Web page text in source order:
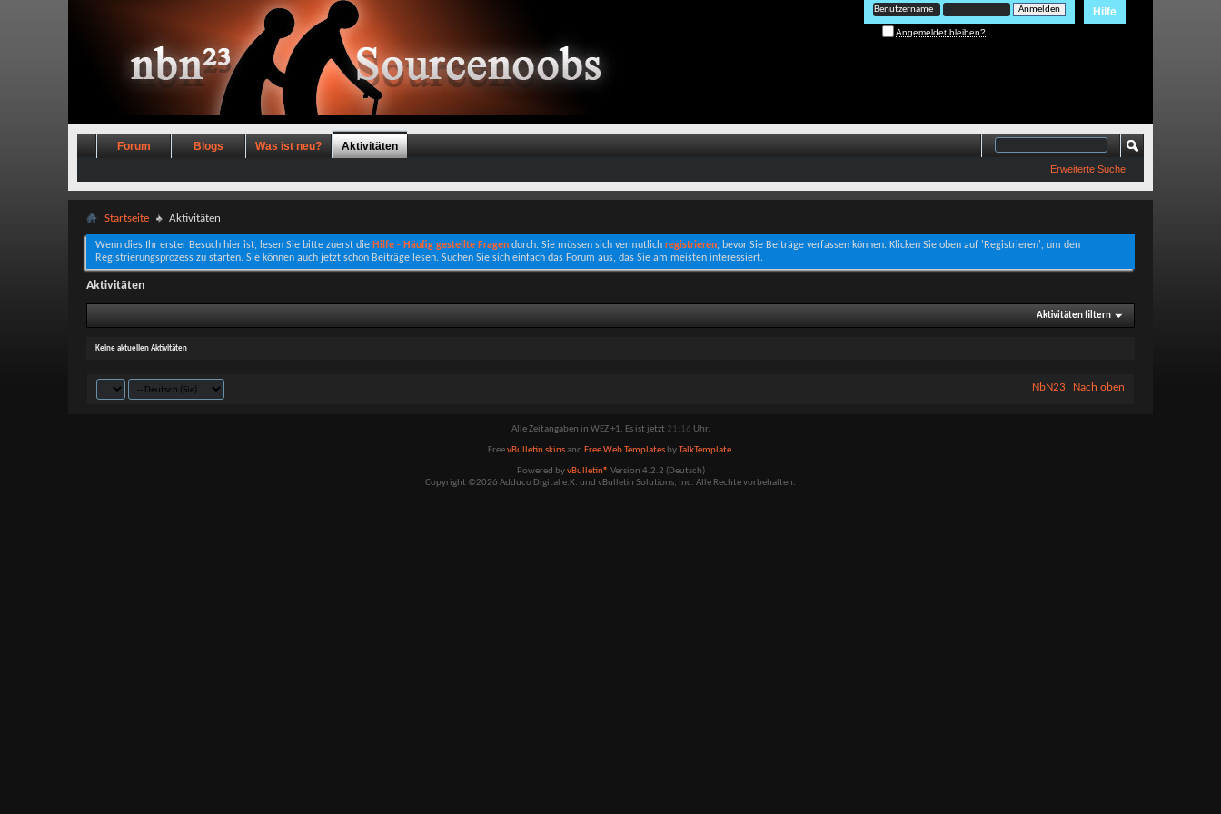
Hilfe
Angemeldet bleiben?
Forum Blogs Was ist neu? Aktivitäten
Erweiterte Suche
Startseite Aktivitäten
Wenn dies Ihr erster Besuch hier ist, lesen Sie bitte zuerst die Hilfe - Häufig gestellte Fragen durch. Sie müssen sich vermutlich registrieren, bevor Sie Beiträge verfassen können. Klicken Sie oben auf 'Registrieren', um den
Registrierungsprozess zu starten. Sie können auch jetzt schon Beiträge lesen. Suchen Sie sich einfach das Forum aus, das Sie am meisten interessiert.
Aktivitäten
Aktivitäten filtern
Keine aktuellen Aktivitäten
NbN23 Nach oben
Alle Zeitangaben in WEZ +1. Es ist jetzt 21:16 Uhr.
FreevBulletin skinsand Free Web TemplatesbyTalkTemplate.
Powered byvBulletin® Version 4.2.2 (Deutsch)
Copyright ©2026 Adduco Digital e.K. und vBulletin Solutions, Inc. Alle Rechte vorbehalten.